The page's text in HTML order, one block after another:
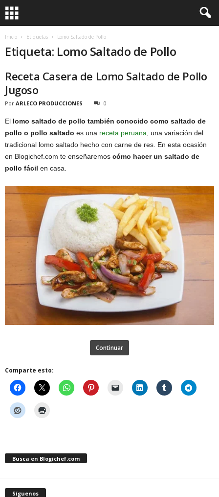
Inicio Etiquetas Lomo Saltado de Pollo
Etiqueta: Lomo Saltado de Pollo
Receta Casera de Lomo Saltado de Pollo
Jugoso
Por ARLECO PRODUCCIONES 0
El lomo saltado de pollo también conocido como saltado de
pollo o pollo saltado es una receta peruana , una variación del
tradicional lomo saltado hecho con carne de res. En esta ocasión
en Blogichef.com te enseñaremos cómo hacer un saltado de
pollo fácil en casa.
Continuar
Comparte esto:
Busca en Blogichef.com
Síguenos